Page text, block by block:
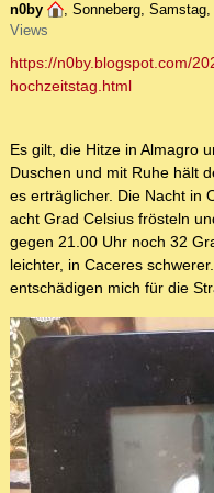
n0by , Sonneberg, Samstag,
Views
https://n0by.blogspot.com/
hochzeitstag.html
Es gilt, die Hitze in Almagro
Duschen und mit Ruhe hält
es erträglicher. Die Nacht in
acht Grad Celsius frösteln
gegen 21.00 Uhr noch 32
leichter, in Caceres
entschädigen mich für die